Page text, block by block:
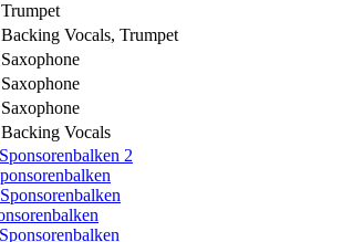
Trumpet
Backing Vocals, Trumpet
Saxophone
Saxophone
Saxophone
Backing Vocals